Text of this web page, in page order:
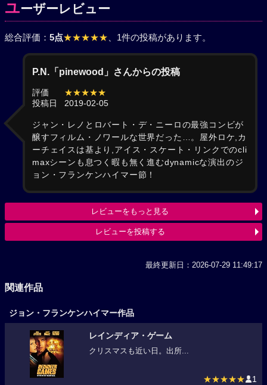
ユーザーレビュー
総合評価： 5点★★★★★ 、1件の投稿があります。
P.N.「pinewood」さんからの投稿
評価
★★★★★
投稿日
2019-02-05
ジャン・レノとロバート・デ・ニーロの最強コンビが
醸すフィルム・ノワールな世界だった…。屋外ロケ,カ
ーチェイスは基より,アイス・スケート・リンクでのcli
maxシーンも息つく暇も無く進むdynamicな演出のジ
ョン・フランケンハイマー節！
レビューをもっと見る
レビューを投稿する
最終更新日：2026-07-29 11:49:17
関連作品
ジョン・フランケンハイマー作品
レインディア・ゲーム
クリスマスも近い日。出所...
★★★★★ 1